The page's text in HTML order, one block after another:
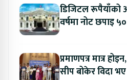
डिजिटल रूपैयाँको
वर्षमा नोट छपाइ
प्रमाणपत्र मात्र
सीप बोकेर विदा